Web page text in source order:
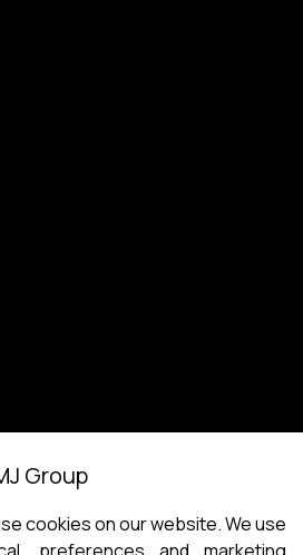
Group
cookies on our website. We use